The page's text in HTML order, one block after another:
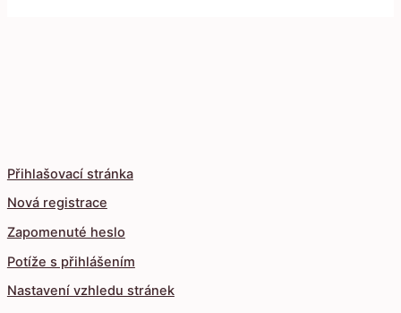
Přihlašovací stránka
Nová registrace
Zapomenuté heslo
Potíže s přihlášením
Nastavení vzhledu stránek